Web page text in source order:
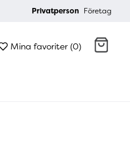
Privatperson Företag
Mina favoriter (0)